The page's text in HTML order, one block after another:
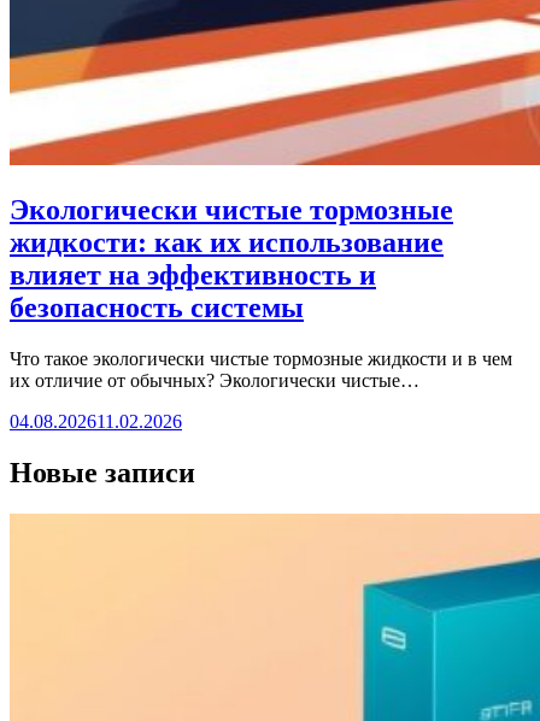
Экологически чистые тормозные
жидкости: как их использование
влияет на эффективность и
безопасность системы
Что такое экологически чистые тормозные жидкости и в чем
их отличие от обычных? Экологически чистые…
04.08.202611.02.2026
Новые записи